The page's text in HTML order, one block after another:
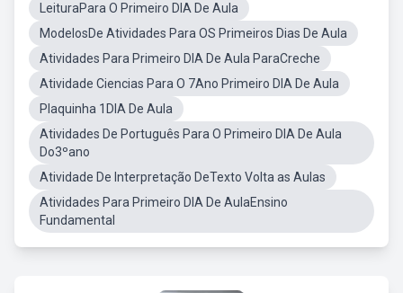
LeituraPara O Primeiro DIA De Aula
ModelosDe Atividades Para OS Primeiros Dias De Aula
Atividades Para Primeiro DIA De Aula ParaCreche
Atividade Ciencias Para O 7Ano Primeiro DIA De Aula
Plaquinha 1DIA De Aula
Atividades De Português Para O Primeiro DIA De Aula
Do3ºano
Atividade De Interpretação DeTexto Volta as Aulas
Atividades Para Primeiro DIA De AulaEnsino
Fundamental